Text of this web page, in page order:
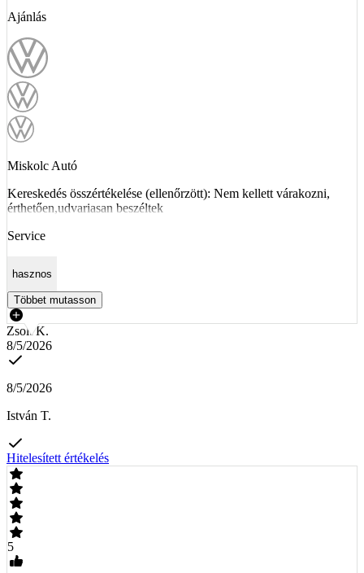
Ajánlás
Miskolc Autó
Kereskedés összértékelése (ellenőrzött): Nem kellett várakozni,
érthetően,udvariasan beszéltek
Service
hasznos
Többet mutasson
Zsolt K.
8/5/2026
8/5/2026
István T.
Hitelesített értékelés
5